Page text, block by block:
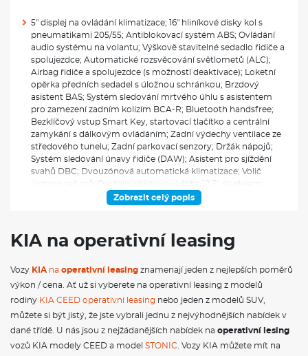
5" displej na ovládání klimatizace; 16" hliníkové disky kol s
pneumatikami 205/55; Antiblokovací systém ABS; Ovládání
audio systému na volantu; Výškově stavitelné sedadlo řidiče a
spolujezdce; Automatické rozsvěcování světlometů (ALC);
Airbag řidiče a spolujezdce (s možností deaktivace); Loketní
opěrka předních sedadel s úložnou schránkou; Brzdový
asistent BAS; Systém sledování mrtvého úhlu s asistentem
pro zamezení zadním kolizím BCA-R; Bluetooth handsfree;
Bezklíčový vstup Smart Key, startovací tlačítko a centrální
zamykání s dálkovým ovládáním; Zadní výdechy ventilace ze
středového tunelu; Zadní parkovací senzory; Držák nápojů;
Systém sledování únavy řidiče (DAW); Asistent pro sjíždění
svahů DBC; Dvouzónová automatická klimatizace; Volič
jízdních režimů; Digitální přístrojový štít s 12,3" displejem;
Rozdělovač brzdného tlaku EBD; Elektrochromatické zpětné
parkovací brzda (EPB) s funkcí Auto Hold; Elektronický
stabilizační systém ESC; Systém autonomního nouzového
Přední parkovací senzory; Asistent pro rozjezd do kopce HAC;
Automatické přepínání dálkových světlometů (HBA); Asistent
pro jízdu na dálnici HDA; Systém monitorování stavu řidiče
Indikace nezapnutých pásů; Inteligentní ukazatel rychlostních
limitů (ISLA); Ukotvení dětské sedačky ISOFIX na krajních
sedadlech 2. řady; Hlavní světlomety LED s automatickým
Zobrazit celý popis
KIA na operativní leasing
Vozy KIA na operativní leasing znamenají jeden z nejlepších poměrů
výkon / cena. Ať už si vyberete na operativní leasing z modelů
rodiny KIA CEED operativní leasing nebo jeden z modelů SUV,
můžete si být jistý, že jste vybrali jednu z nejvýhodnějších nabídek v
dané třídě. U nás jsou z nejžádanějších nabídek na operativní lesing
vozů KIA modely CEED a model STONIC . Vozy KIA můžete mít na